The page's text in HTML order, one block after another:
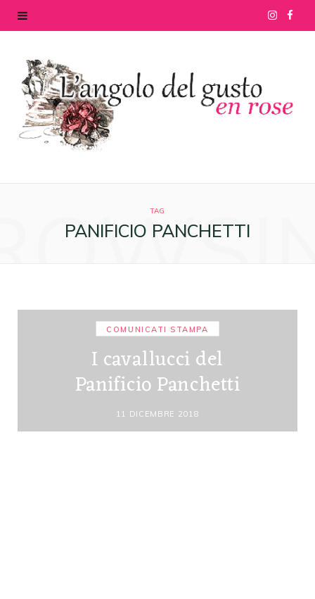
I
t e
TAG
PANIFICIO PANCHETTI
COMUNICATI STAMPA
I cavallucci del
Panificio Panchetti
11 DICEMBRE 2018